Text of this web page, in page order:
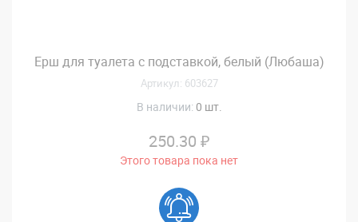
Ерш для туалета с подставкой, белый (Любаша)
Артикул: 603627
В наличии: 0 шт.
250.30 ₽
Этого товара пока нет